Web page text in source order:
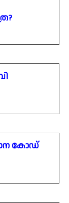
കോഡ്